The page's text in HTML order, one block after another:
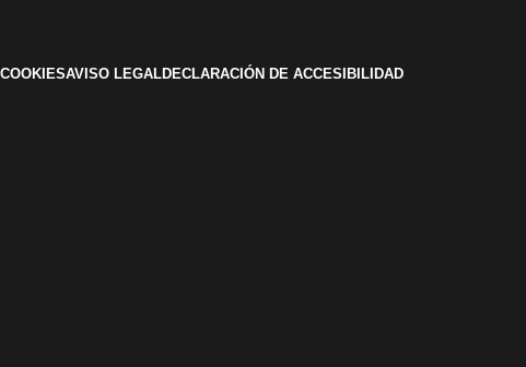
AVISO LEGALDECLARACIÓN DE ACCESIBILIDAD